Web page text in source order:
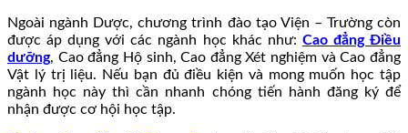
Ngoài ngành Dược, chương trình đào tạo Viện – Trường còn
được áp dụng với các ngành học khác như: Cao đẳng Điều
dưỡng, Cao đẳng Hộ sinh, Cao đẳng Xét nghiệm và Cao đẳng
Vật lý trị liệu. Nếu bạn đủ điều kiện và mong muốn học tập
ngành học này thì cần nhanh chóng tiến hành đăng ký để
nhận được cơ hội học tập.